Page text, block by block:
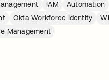
IAM Automation
Okta Workforce Identity
Management